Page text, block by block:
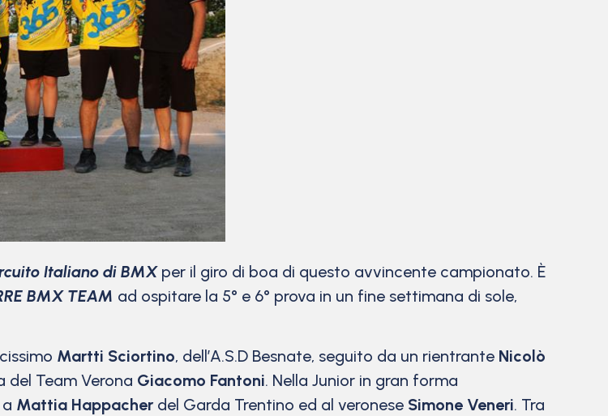
Italiano di BMX per il giro di boa di questo avvincente campionato. È
BMX TEAM ad ospitare la 5° e 6° prova in un fine settimana di sole,
Martti Sciortino, dell’A.S.D Besnate, seguito da un rientrante Nicolò
del Team Verona Giacomo Fantoni. Nella Junior in gran forma
Mattia Happacher del Garda Trentino ed al veronese Simone Veneri. Tra